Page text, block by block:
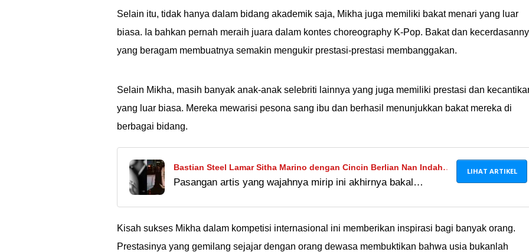
Selain itu, tidak hanya dalam bidang akademik saja, Mikha juga memiliki bakat menari yang luar
biasa. Ia bahkan pernah meraih juara dalam kontes choreography K-Pop. Bakat dan
yang beragam membuatnya semakin mengukir prestasi-prestasi membanggakan.
Selain Mikha, masih banyak anak-anak selebriti lainnya yang juga memiliki prestasi dan
yang luar biasa. Mereka mewarisi pesona sang ibu dan berhasil menunjukkan bakat mereka di
berbagai bidang.
Bastian Steel Lamar Sitha Marino dengan Cincin Berlian Nan Indah,
Siap Menikah Muda!
Pasangan artis yang wajahnya mirip ini akhirnya bakal
LIHAT ARTIKEL
Kisah sukses Mikha dalam kompetisi internasional ini memberikan inspirasi bagi banyak orang.
Prestasinya yang gemilang sejajar dengan orang dewasa membuktikan bahwa usia bukanlah